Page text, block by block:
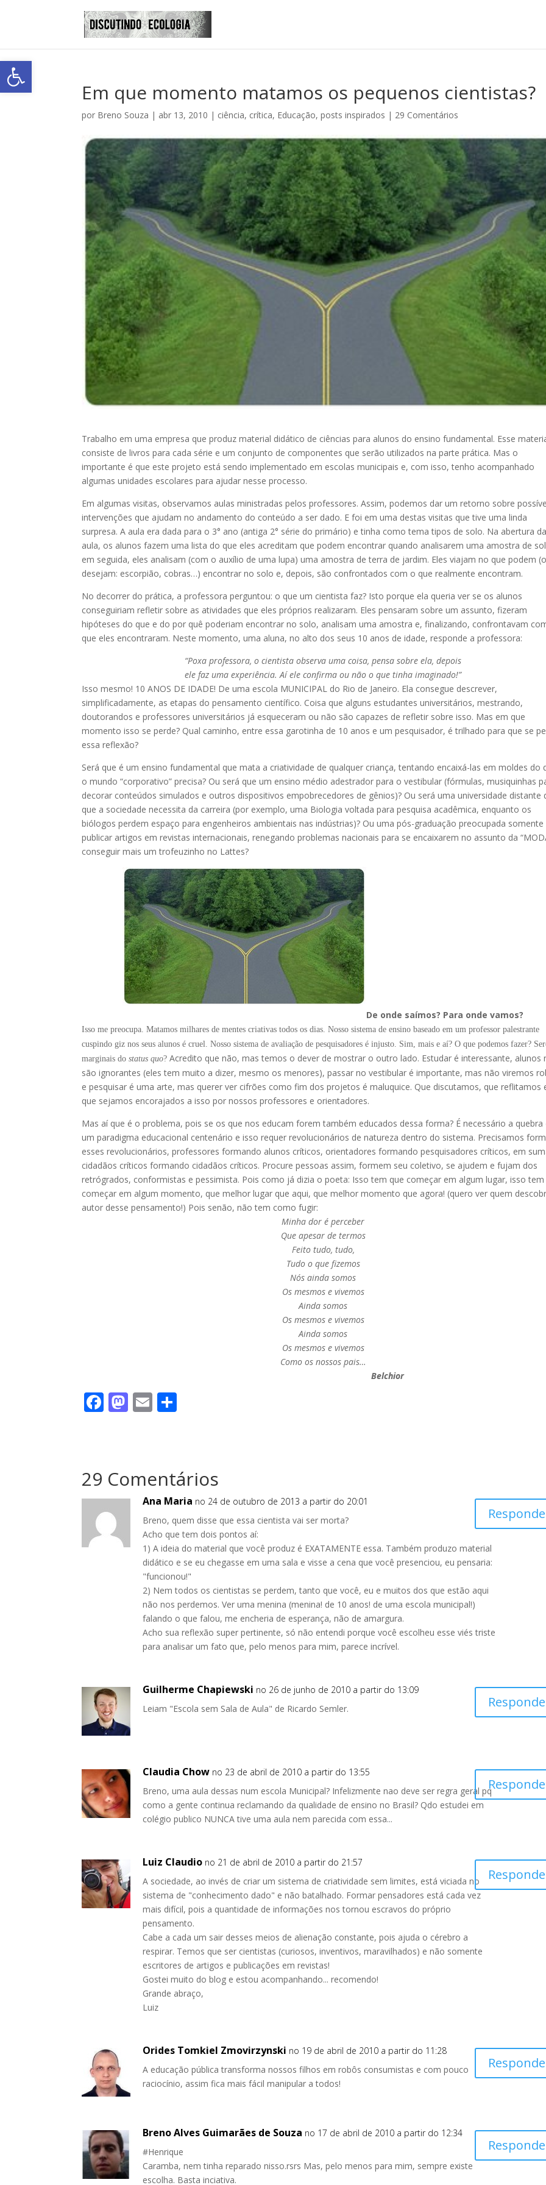
Abrir a barra de ferramentas
Em que momento matamos os pequenos cientistas?
por Breno Souza | abr 13, 2010 | ciência, crítica, Educação,posts inspirados | 29 Comentários
Trabalho em uma empresa que produz material didático de ciências para alunos do ensino fundamental. Esse
consiste de livros para cada série e um conjunto de componentes que serão utilizados na parte prática. Mas o
importante é que este projeto está sendo implementado em escolas municipais e, com isso, tenho acompanhado
algumas unidades escolares para ajudar nesse processo.
Em algumas visitas, observamos aulas ministradas pelos professores. Assim, podemos dar um retorno sobre
intervenções que ajudam no andamento do conteúdo a ser dado. E foi em uma destas visitas que tive uma linda
surpresa. A aula era dada para o 3° ano (antiga 2° série do primário) e tinha como tema tipos de solo. Na abertura
aula, os alunos fazem uma lista do que eles acreditam que podem encontrar quando analisarem uma amostra de
em seguida, eles analisam (com o auxílio de uma lupa) uma amostra de terra de jardim. Eles viajam no que podem
desejam: escorpião, cobras…) encontrar no solo e, depois, são confrontados com o que realmente encontram.
No decorrer do prática, a professora perguntou: o que um cientista faz? Isto porque ela queria ver se os alunos
conseguiriam refletir sobre as atividades que eles próprios realizaram. Eles pensaram sobre um assunto, fizeram
hipóteses do que e do por quê poderiam encontrar no solo, analisam uma amostra e, finalizando, confrontavam
que eles encontraram. Neste momento, uma aluna, no alto dos seus 10 anos de idade, responde a professora:
“Poxa professora, o cientista observa uma coisa, pensa sobre ela, depois
ele faz uma experiência. Aí ele confirma ou não o que tinha imaginado!”
Isso mesmo! 10 ANOS DE IDADE! De uma escola MUNICIPAL do Rio de Janeiro. Ela consegue descrever,
simplificadamente, as etapas do pensamento científico. Coisa que alguns estudantes universitários, mestrando,
doutorandos e professores universitários já esqueceram ou não são capazes de refletir sobre isso. Mas em que
momento isso se perde? Qual caminho, entre essa garotinha de 10 anos e um pesquisador, é trilhado para que se
essa reflexão?
Será que é um ensino fundamental que mata a criatividade de qualquer criança, tentando encaixá-las em moldes do
o mundo “corporativo” precisa? Ou será que um ensino médio adestrador para o vestibular (fórmulas, musiquinhas
decorar conteúdos simulados e outros dispositivos empobrecedores de gênios)? Ou será uma universidade distante
que a sociedade necessita da carreira (por exemplo, uma Biologia voltada para pesquisa acadêmica, enquanto os
biólogos perdem espaço para engenheiros ambientais nas indústrias)? Ou uma pós-graduação preocupada
publicar artigos em revistas internacionais, renegando problemas nacionais para se encaixarem no assunto da
conseguir mais um trofeuzinho no Lattes?
De onde saímos? Para onde vamos?
Isso me preocupa. Matamos milhares de mentes criativas todos os dias. Nosso sistema de ensino baseado em um professor palestrante
cuspindo giz nos seus alunos é cruel. Nosso sistema de avaliação de pesquisadores é injusto. Sim, mais e aí? O que podemos fazer?
marginais dostatus quo?Acredito que não, mas temos o dever de mostrar o outro lado. Estudar é interessante, alunos
são ignorantes (eles tem muito a dizer, mesmo os menores), passar no vestibular é importante, mas não viremos
e pesquisar é uma arte, mas querer ver cifrões como fim dos projetos é maluquice. Que discutamos, que reflitamos
que sejamos encorajados a isso por nossos professores e orientadores.
Mas aí que é o problema, pois se os que nos educam forem também educados dessa forma? É necessário a quebra
um paradigma educacional centenário e isso requer revolucionários de natureza dentro do sistema. Precisamos
esses revolucionários, professores formando alunos críticos, orientadores formando pesquisadores críticos, em
cidadãos críticos formando cidadãos críticos. Procure pessoas assim, formem seu coletivo, se ajudem e fujam dos
retrógrados, conformistas e pessimista. Pois como já dizia o poeta: Isso tem que começar em algum lugar, isso
começar em algum momento, que melhor lugar que aqui, que melhor momento que agora! (quero ver quem
autor desse pensamento!) Pois senão, não tem como fugir:
Minha dor é perceber
Que apesar de termos
Feito tudo, tudo,
Tudo o que fizemos
Nós ainda somos
Os mesmos e vivemos
Ainda somos
Os mesmos e vivemos
Ainda somos
Os mesmos e vivemos
Como os nossos pais…
Belchior
F
o
o
k
M
o
n
E
29 Comentários
Ana Maria no 24 de outubro de 2013 a partir do 20:01
Breno, quem disse que essa cientista vai ser morta?
Acho que tem dois pontos aí:
1) A ideia do material que você produz é EXATAMENTE essa. Também produzo material
didático e se eu chegasse em uma sala e visse a cena que você presenciou, eu pensaria:
"funcionou!"
2) Nem todos os cientistas se perdem, tanto que você, eu e muitos dos que estão aqui
não nos perdemos. Ver uma menina (menina! de 10 anos! de uma escola municipal!)
falando o que falou, me encheria de esperança, não de amargura.
Acho sua reflexão super pertinente, só não entendi porque você escolheu esse viés triste
para analisar um fato que, pelo menos para mim, parece incrível.
Guilherme Chapiewski no 26 de junho de 2010 a partir do 13:09
Leiam "Escola sem Sala de Aula" de Ricardo Semler.
Claudia Chow no 23 de abril de 2010 a partir do 13:55
Breno, uma aula dessas num escola Municipal? Infelizmente nao deve ser regra geral pq
como a gente continua reclamando da qualidade de ensino no Brasil? Qdo estudei em
colégio publico NUNCA tive uma aula nem parecida com essa...
Luiz Claudio no 21 de abril de 2010 a partir do 21:57
A sociedade, ao invés de criar um sistema de criatividade sem limites, está viciada no
sistema de "conhecimento dado" e não batalhado. Formar pensadores está cada vez
mais difícil, pois a quantidade de informações nos tornou escravos do próprio
pensamento.
Cabe a cada um sair desses meios de alienação constante, pois ajuda o cérebro a
respirar. Temos que ser cientistas (curiosos, inventivos, maravilhados) e não somente
escritores de artigos e publicações em revistas!
Gostei muito do blog e estou acompanhando... recomendo!
Grande abraço,
Luiz
Orides Tomkiel Zmovirzynski no 19 de abril de 2010 a partir do 11:28
A educação pública transforma nossos filhos em robôs consumistas e com pouco
raciocínio, assim fica mais fácil manipular a todos!
Breno Alves Guimarães de Souza no 17 de abril de 2010 a partir do 12:34
#Henrique
Caramba, nem tinha reparado nisso.rsrs Mas, pelo menos para mim, sempre existe
escolha. Basta inciativa.